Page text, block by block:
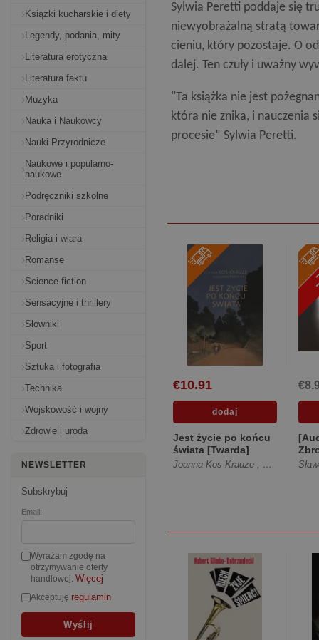
Książki kucharskie i diety
Legendy, podania, mity
Literatura erotyczna
Literatura faktu
Muzyka
Nauka i Naukowcy
Nauki Przyrodnicze
Naukowe i popularno-
naukowe
Podręczniki szkolne
Poradniki
Religia i wiara
Romanse
Science-fiction
Sensacyjne i thrillery
Słowniki
Sport
Sztuka i fotografia
Technika
Wojskowość i wojny
Zdrowie i uroda
NEWSLETTER
Subskrybuj
Email:
Wyrażam zgodę na
otrzymywanie oferty
handlowej. Więcej
Akceptuję regulamin
Sylwia Peretti poddaje się
niewyobrażalną stratą
cieniu, który pozostaje. O
dalej. Ten czuły i uważny
"Ta książka nie jest
która nie znika, i nauczenia
procesie” Sylwia Peretti.
€10.91
Jest życie po końcu
świata [Twarda]
Joanna Kos-Krauze , Aleksandra